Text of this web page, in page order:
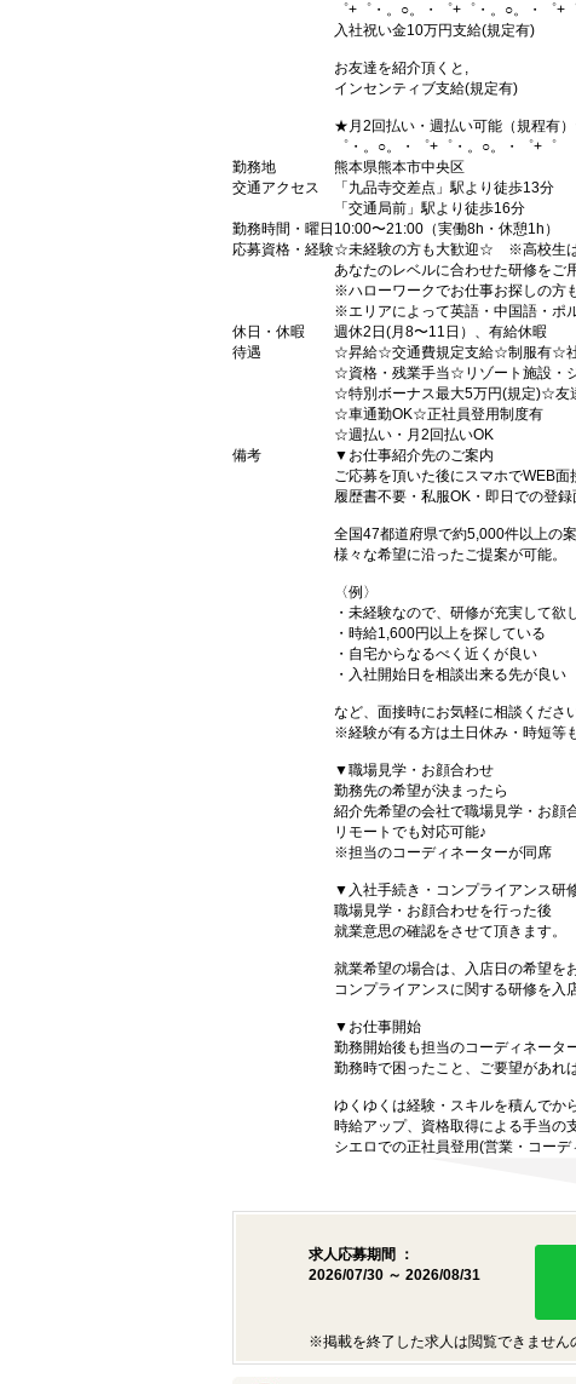
゜+゜・。○。・゜+゜・。○。・゜+
入社祝い金10万円支給(規定有)
お友達を紹介頂くと,
インセンティブ支給(規定有)
★月2回払い・週払い可能（規程有
゜・。○。・゜+゜・。○。・゜+゜
勤務地
熊本県熊本市中央区
交通アクセス
「九品寺交差点」駅より徒歩13分
「交通局前」駅より徒歩16分
勤務時間・曜日 10:00〜21:00（実働8h・休憩1h）
応募資格・経験☆未経験の方も大歓迎☆ ※高校生
あなたのレベルに合わせた研修をご
※ハローワークでお仕事お探しの方
※エリアによって英語・中国語・ポ
休日・休暇
週休2日(月8〜11日）、有給休暇
待遇
☆昇給☆交通費規定支給☆制服有☆
☆資格・残業手当☆リゾート施設・
☆特別ボーナス最大5万円(規定)☆友
☆車通勤OK☆正社員登用制度有
☆週払い・月2回払いOK
備考
▼お仕事紹介先のご案内
ご応募を頂いた後にスマホでWEB面
履歴書不要・私服OK・即日での登
全国47都道府県で約5,000件以上の
様々な希望に沿ったご提案が可能。
〈例〉
・未経験なので、研修が充実して欲
・時給1,600円以上を探している
・自宅からなるべく近くが良い
・入社開始日を相談出来る先が良い
など、面接時にお気軽に相談くださ
※経験が有る方は土日休み・時短等
▼職場見学・お顔合わせ
勤務先の希望が決まったら
紹介先希望の会社で職場見学・お顔
リモートでも対応可能♪
※担当のコーディネーターが同席
▼入社手続き・コンプライアンス研
職場見学・お顔合わせを行った後
就業意思の確認をさせて頂きます。
就業希望の場合は、入店日の希望を
コンプライアンスに関する研修を入
▼お仕事開始
勤務開始後も担当のコーディネータ
勤務時で困ったこと、ご要望があれ
ゆくゆくは経験・スキルを積んでか
時給アップ、資格取得による手当の
シエロでの正社員登用(営業・コーデ
求人応募期間 ：
2026/07/30 ～ 2026/08/31
※掲載を終了した求人は閲覧できません